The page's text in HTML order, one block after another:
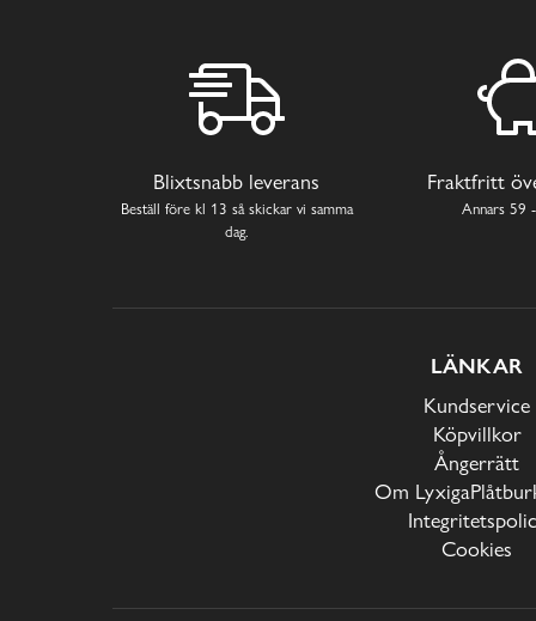
Blixtsnabb leverans
Beställ före kl 13 så skickar vi samma
dag.
Fraktfritt
Annars 59
LÄNKAR
Kundservice
Köpvillkor
Ångerrätt
Om
Cookies